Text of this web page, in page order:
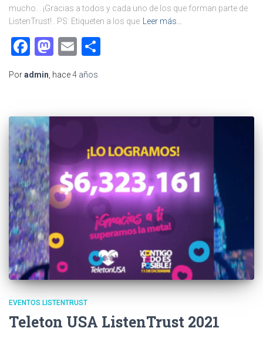
mucho. . ¡Gracias a todos y cada uno de los que forman parte de
ListenTrust! . PS: Etiqueten a los que
Leer más…
Facebook
Mastodon
Email
Poradmin , hace4 años
EVENTOS LISTENTRUST
Teleton USA ListenTrust 2021